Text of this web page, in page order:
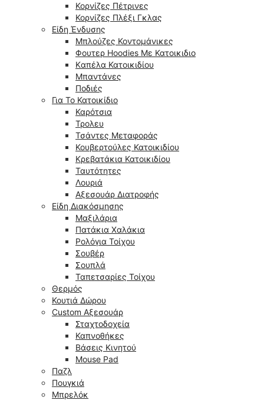
Κορνίζες Πέτρινες
Κορνίζες Πλέξι Γκλας
Είδη Ένδυσης
Μπλούζες Κοντομάνικες
Φουτερ Hoodies Με Κατοικιδιο
Kαπέλα Κατοικιδίου
Μπαντάνες
Ποδιές
Για Το Κατοικίδιο
Καρότσια
Τρολευ
Τσάντες Μεταφοράς
Κουβερτούλες Κατοικιδίου
Κρεβατάκια Κατοικιδίου
Ταυτότητες
Λουριά
Αξεσουάρ Διατροφής
Είδη Διακόσμησης
Μαξιλάρια
Πατάκια Χαλάκια
Ρολόγια Τοίχου
Σουβέρ
Σουπλά
Ταπετσαρίες Τοίχου
Θερμός
Κουτιά Δώρου
Custom Αξεσουάρ
Σταχτοδοχεία
Καπνοθήκες
Βάσεις Κινητού
Mouse Pad
Παζλ
Πουγκιά
Μπρελόκ